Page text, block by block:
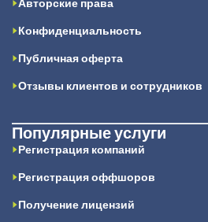
Авторские права
Конфиденциальность
Публичная оферта
Отзывы клиентов и сотрудников
Популярные услуги
Регистрация компаний
Регистрация оффшоров
Получение лицензий